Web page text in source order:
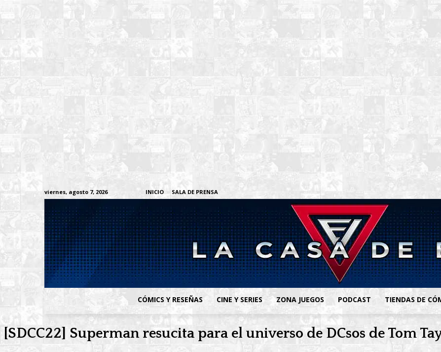
viernes, agosto 7, 2026 INICIO SALA DE PRENSA
CÓMICS Y RESEÑAS CINE Y SERIES ZONA JUEGOS PODCAST TIENDAS DE
[SDCC22] Superman resucita para el universo de DCsos de Tom